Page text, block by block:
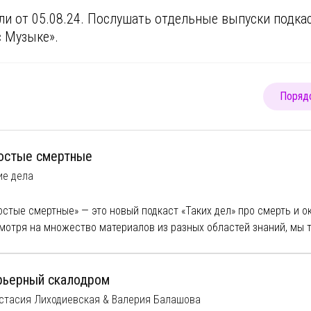
от 05.08.24. Послушать отдельные выпуски
Музыке».
смертные
дела
смертные» — это новый подкаст «Таких дел» про смерть и
на множество материалов из разных областей знаний, мы
или о своей собственной часто предпочитаем не думать.
в упор и поговорим о ней без цензуры и эвфемизмов.
скалодром
Лиходиевская & Валерия Балашова